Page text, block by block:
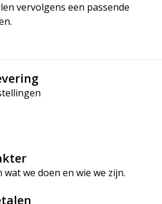
vervolgens een passende
we doen en wie we zijn.